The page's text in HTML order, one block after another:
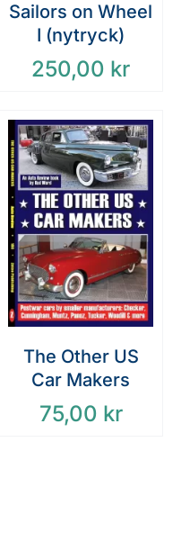
Sailors on Wheel
I (nytryck)
250,00 kr
The Other US
Car Makers
75,00 kr